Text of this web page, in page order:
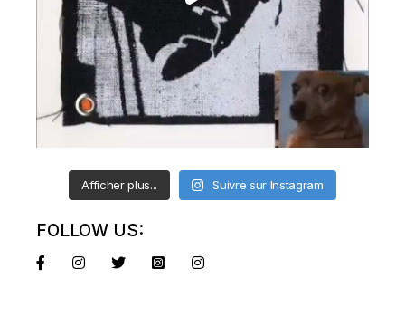
Afficher plus... Suivre sur Instagram
FOLLOW US: